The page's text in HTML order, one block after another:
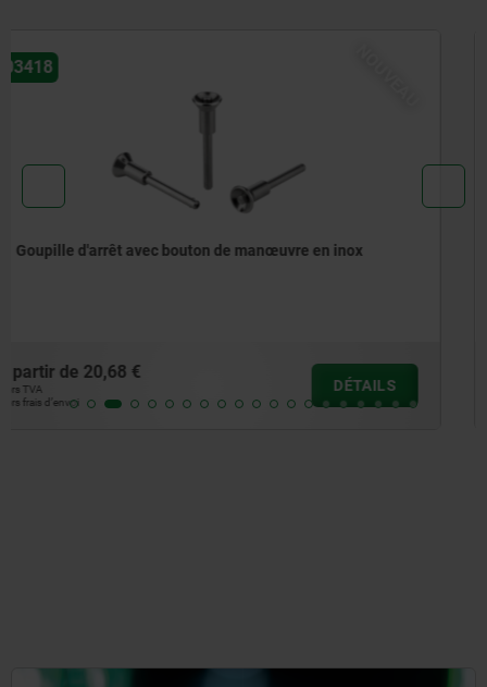
03418
Goupille d'arrêt avec bouton de manœuvre en inox et
à partir de27,26 €
hors TVA
hors frais d’envoi
DÉTAILS